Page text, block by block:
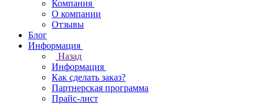
Компания
О компании
Отзывы
Блог
Информация
Назад
Информация
Как сделать заказ?
Партнерская программа
Прайс-лист